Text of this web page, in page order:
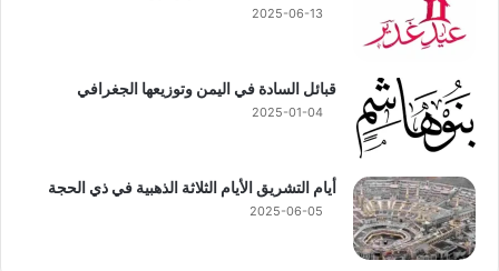
2025-06-13
قبائل السادة في اليمن وتوزيعها الجغرافي
2025-01-04
أيام التشريق الأيام الثلاثة الذهبية في ذي الحجة
2025-06-05